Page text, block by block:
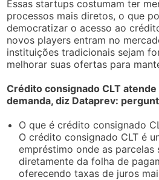
Essas startups costumam ter
processos mais diretos, o que
democratizar o acesso ao
novos players entram no
instituições tradicionais sejam
melhorar suas ofertas para
Crédito consignado CLT
demanda, diz Dataprev:
O que é crédito consignado
O crédito consignado CLT é
empréstimo onde as parcelas
diretamente da folha de
oferecendo taxas de juros